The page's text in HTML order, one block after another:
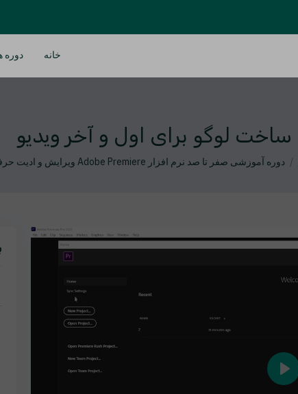
خانه دوره
ساخت لوگو برای اول و آخر ویدیو
دوره آموزشی صفر تا صد نرم افزار Adobe Premiere ویرایش و ادیت حرفه ای ویدیو
Play